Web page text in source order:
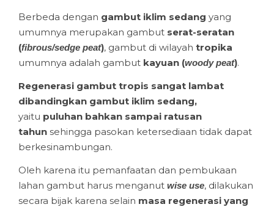
Berbeda dengan gambut iklim sedang yang
umumnya merupakan gambut serat-seratan
(fibrous/sedge peat), gambut di wilayah tropika
umumnya adalah gambut kayuan (woody peat).
Regenerasi gambut tropis sangat lambat
dibandingkan gambut iklim sedang,
yaitu puluhan bahkan sampai ratusan
tahun sehingga pasokan ketersediaan tidak dapat
berkesinambungan.
Oleh karena itu pemanfaatan dan pembukaan
lahan gambut harus menganut wise use, dilakukan
secara bijak karena selain masa regenerasi yang